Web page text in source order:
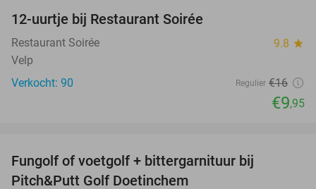
12-uurtje bij Restaurant Soirée
Restaurant Soirée 9.8 star
Velp
Verkocht: 90
Regulier €16
€9,95
Fungolf of voetgolf + bittergarnituur bij
Pitch&Putt Golf Doetinchem